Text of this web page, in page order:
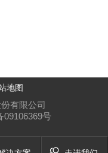
地图
有限公司
09106369号